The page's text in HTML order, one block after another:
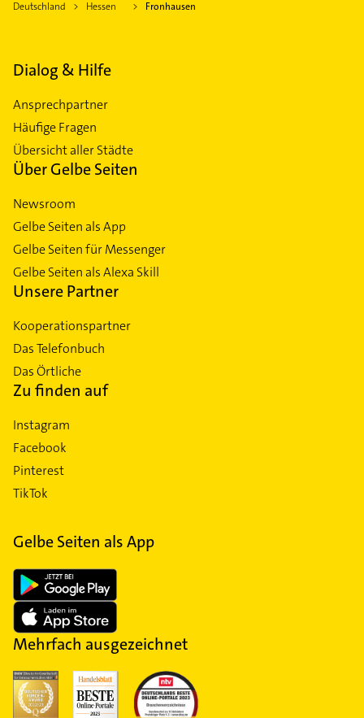
Deutschland Hessen Fronhausen
Dialog & Hilfe
Ansprechpartner
Häufige Fragen
Übersicht aller Städte
Über Gelbe Seiten
Newsroom
Gelbe Seiten als App
Gelbe Seiten für Messenger
Gelbe Seiten als Alexa Skill
Unsere Partner
Kooperationspartner
Das Telefonbuch
Das Örtliche
Zu finden auf
Instagram
Facebook
Pinterest
TikTok
Gelbe Seiten als App
Mehrfach ausgezeichnet